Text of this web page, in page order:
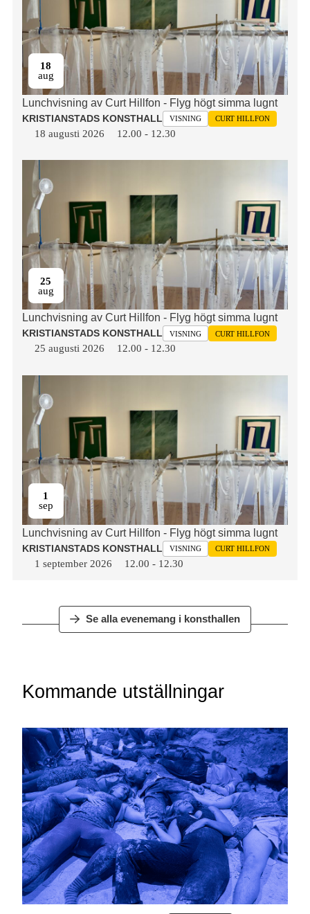
18
aug
Lunchvisning av Curt Hillfon - Flyg högt simma lugnt
KRISTIANSTADS KONSTHALL VISNING CURT HILLFON
18 augusti 2026 12.00 - 12.30
25
aug
Lunchvisning av Curt Hillfon - Flyg högt simma lugnt
KRISTIANSTADS KONSTHALL VISNING CURT HILLFON
25 augusti 2026 12.00 - 12.30
1
sep
Lunchvisning av Curt Hillfon - Flyg högt simma lugnt
KRISTIANSTADS KONSTHALL VISNING CURT HILLFON
1 september 2026 12.00 - 12.30
Se alla evenemang i konsthallen
Kommande utställningar